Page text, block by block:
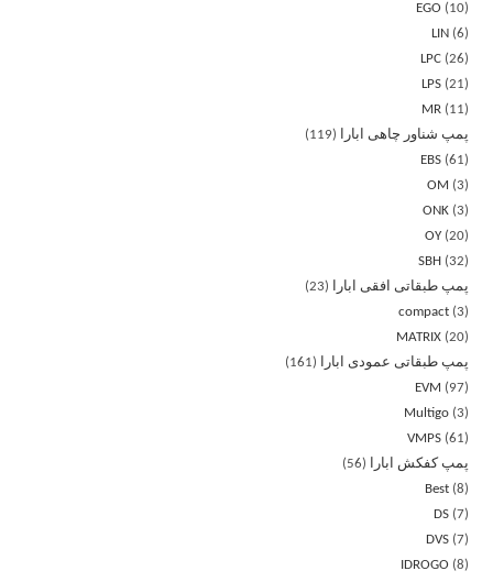
EGO
10
LIN
6
LPC 26
LPS 21
MR
11
پمپ شناور چاهی ابارا
119
EBS 61
OM
3
ONK 3
OY 20
SBH
32
پمپ طبقاتی افقی ابارا
23
compact 3
MATRIX 20
پمپ طبقاتی عمودی ابارا
161
EVM
97
Multigo 3
VMPS 61
پمپ کفکش ابارا
56
Best 8
DS 7
DVS 7
IDROGO
8